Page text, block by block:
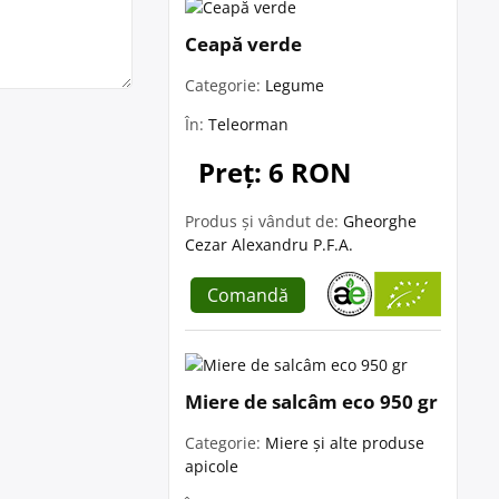
Ceapă verde
Categorie: Legume
În: Teleorman
Preț: 6 RON
Produs și vândut de: Gheorghe
Cezar Alexandru P.F.A.
Comandă
Miere de salcâm eco 950 gr
Categorie: Miere și alte produse
apicole